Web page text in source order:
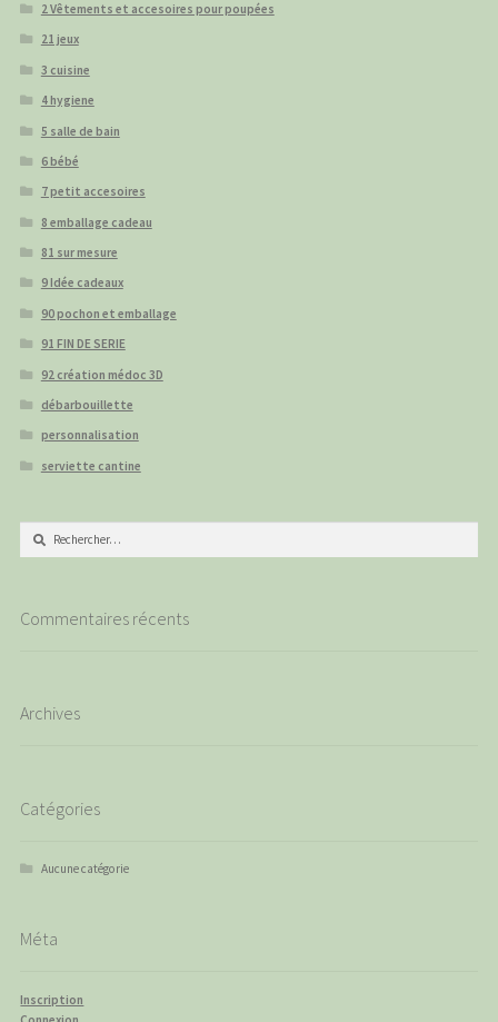
2 Vêtements et accesoires pour poupées
21 jeux
3 cuisine
4 hygiene
5 salle de bain
6 bébé
7 petit accesoires
8 emballage cadeau
81 sur mesure
9 Idée cadeaux
90 pochon et emballage
91 FIN DE SERIE
92 création médoc 3D
débarbouillette
personnalisation
serviette cantine
Rechercher :
Commentaires récents
Archives
Catégories
Aucune catégorie
Méta
Inscription